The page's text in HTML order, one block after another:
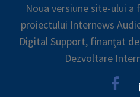
Noua versiune site-ului
proiectului Internews
Digital Support, finanţat
Dezvoltare